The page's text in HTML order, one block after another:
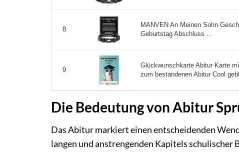
8
MANVEN An Meinen Sohn
Geburtstag Abschluss ...
9
Glückwunschkarte Abitur Karte
zum bestandenen Abitur Cool
Die Bedeutung von Abitur
Das Abitur markiert einen entscheidenden
langen und anstrengenden Kapitels schulischer